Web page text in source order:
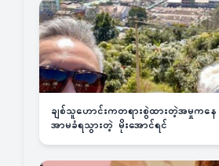
ချစ်သူဟောင်းကတရားစွဲထားတဲ့အမှုကန
အာမခံရသွားတဲ့ မိုးအောင်ရင်